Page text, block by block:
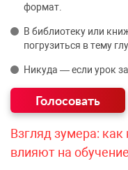
формат.
В библиотеку или
погрузиться в тему
Никуда — если урок
Взгляд зумера:
влияют на обучение